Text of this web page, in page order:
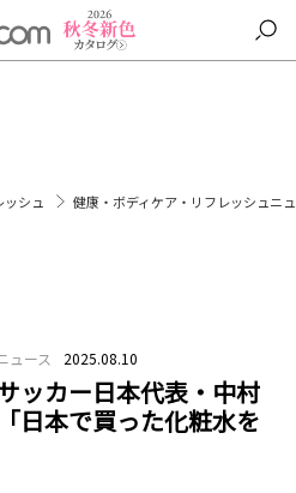
シュ 健康・ボディケア・リフレッシュニ
ュース 2025.08.10
ッカー日本代表・中村
日本で買った化粧水を